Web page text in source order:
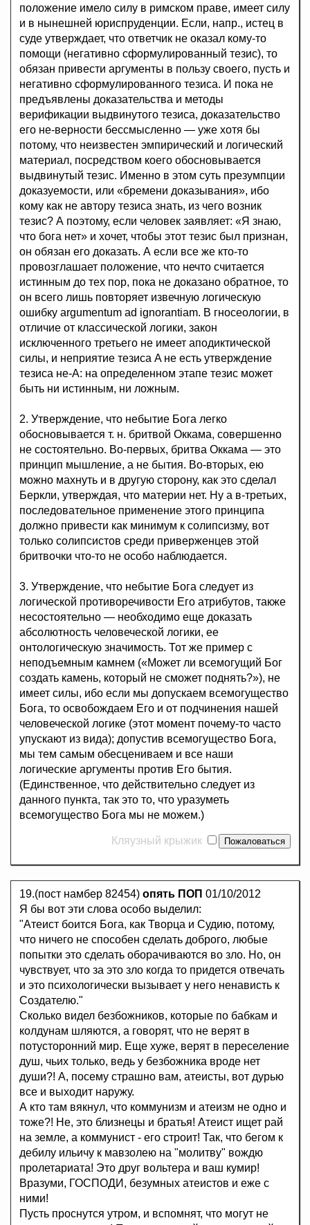
положение имело силу в римском праве, имеет силу
и в нынешней юриспруденции. Если, напр., истец в
суде утверждает, что ответчик не оказал кому-то
помощи (негативно сформулированный тезис), то
обязан привести аргументы в пользу своего, пусть и
негативно сформулированного тезиса. И пока не
предъявлены доказательства и методы
верификации выдвинутого тезиса, доказательство
его не-верности бессмысленно — уже хотя бы
потому, что неизвестен эмпирический и логический
материал, посредством коего обосновывается
выдвинутый тезис. Именно в этом суть презумпции
доказуемости, или «бремени доказывания», ибо
кому как не автору тезиса знать, из чего возник
тезис? А поэтому, если человек заявляет: «Я знаю,
что бога нет» и хочет, чтобы этот тезис был признан,
он обязан его доказать. А если все же кто-то
провозглашает положение, что нечто считается
истинным до тех пор, пока не доказано обратное, то
он всего лишь повторяет извечную логическую
ошибку argumentum ad ignorantiam. В гносеологии, в
отличие от классической логики, закон
исключенного третьего не имеет аподиктической
силы, и неприятие тезиса A не есть утверждение
тезиса не-A: на определенном этапе тезис может
быть ни истинным, ни ложным.
2. Утверждение, что небытие Бога легко
обосновывается т. н. бритвой Оккама, совершенно
не состоятельно. Во-первых, бритва Оккама — это
принцип мышление, а не бытия. Во-вторых, ею
можно махнуть и в другую сторону, как это сделал
Беркли, утверждая, что материи нет. Ну а в-третьих,
последовательное применение этого принципа
должно привести как минимум к солипсизму, вот
только солипсистов среди приверженцев этой
бритвочки что-то не особо наблюдается.
3. Утверждение, что небытие Бога следует из
логической противоречивости Его атрибутов, также
несостоятельно — необходимо еще доказать
абсолютность человеческой логики, ее
онтологическую значимость. Тот же пример с
неподъемным камнем («Может ли всемогущий Бог
создать камень, который не сможет поднять?»), не
имеет силы, ибо если мы допускаем всемогущество
Бога, то освобождаем Его и от подчинения нашей
человеческой логике (этот момент почему-то часто
упускают из вида); допустив всемогущество Бога,
мы тем самым обесцениваем и все наши
логические аргументы против Его бытия.
(Единственное, что действительно следует из
данного пункта, так это то, что уразуметь
всемогущество Бога мы не можем.)
Кляузный крыжик
19.(пост намбер 82454) опять ПОП 01/10/2012
Я бы вот эти слова особо выделил:
"Атеист боится Бога, как Творца и Судию, потому,
что ничего не способен сделать доброго, любые
попытки это сделать оборачиваются во зло. Но, он
чувствует, что за это зло когда то придется отвечать
и это психологически вызывает у него ненависть к
Создателю."
Сколько видел безбожников, которые по бабкам и
колдунам шляются, а говорят, что не верят в
потусторонний мир. Еще хуже, верят в переселение
душ, чьих только, ведь у безбожника вроде нет
души?! А, посему страшно вам, атеисты, вот дурью
все и выходит наружу.
А кто там вякнул, что коммунизм и атеизм не одно и
тоже?! Не, это близнецы и братья! Атеист ищет рай
на земле, а коммунист - его строит! Так, что бегом к
дебилу ильичу к мавзолею на "молитву" вождю
пролетариата! Это друг вольтера и ваш кумир!
Вразуми, ГОСПОДИ, безумных атеистов и еже с
ними!
Пусть проснутся утром, и вспомнят, что могут не